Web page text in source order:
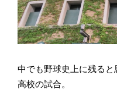
中でも野球史上に残る
高校の試合。